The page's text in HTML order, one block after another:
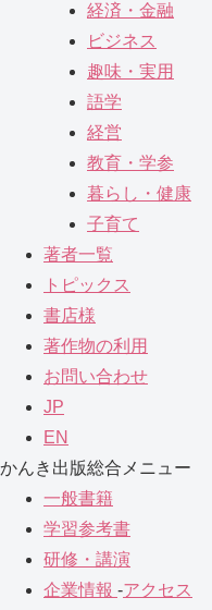
経済・金融
ビジネス
趣味・実用
語学
経営
教育・学参
暮らし・健康
子育て
著者一覧
トピックス
書店様
著作物の利用
お問い合わせ
JP
EN
かんき出版総合メニュー
一般書籍
学習参考書
研修・講演
企業情報 -アクセス